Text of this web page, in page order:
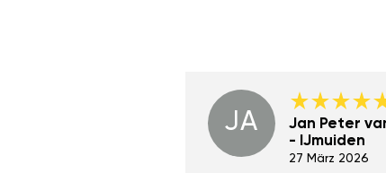
JA
Jan Peter
- IJmuiden
27 März 2026